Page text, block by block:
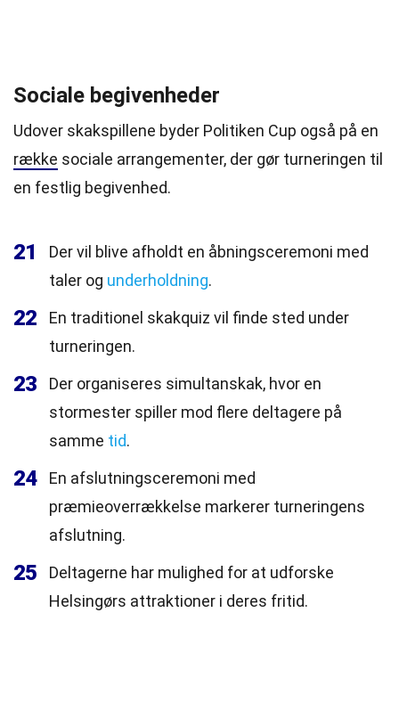
Sociale begivenheder
Udover skakspillene byder Politiken Cup også på en
række sociale arrangementer, der gør turneringen til
en festlig begivenhed.
21
Der vil blive afholdt en åbningsceremoni med
taler og underholdning.
22
En traditionel skakquiz vil finde sted under
turneringen.
23
Der organiseres simultanskak, hvor en
stormester spiller mod flere deltagere på
samme tid.
24
En afslutningsceremoni med
præmieoverrækkelse markerer turneringens
afslutning.
25
Deltagerne har mulighed for at udforske
Helsingørs attraktioner i deres fritid.